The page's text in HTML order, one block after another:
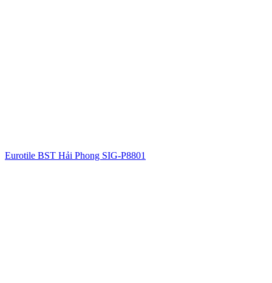
Eurotile BST Hải Phong SIG-P8801